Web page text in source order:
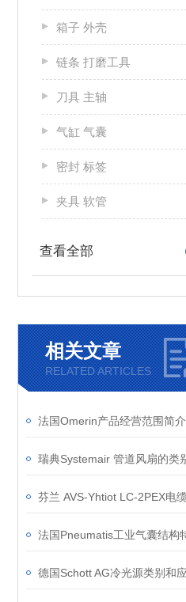
箱子 外壳
链条 打磨工具
刀具 主轴
气缸 气囊
密封 标签
夹具 软管
查看全部
相关文章
RELATED ARTICLES
法国Omerin产品经营范围简介